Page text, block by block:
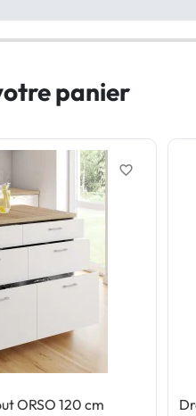
panier
ORSO 120 cm
favorite_border